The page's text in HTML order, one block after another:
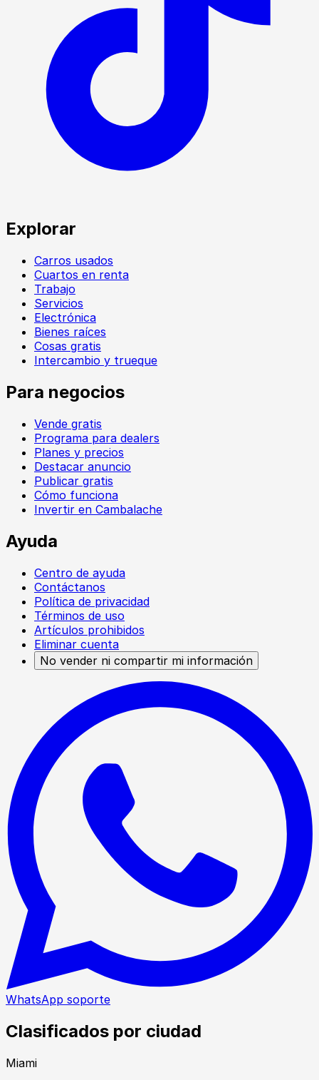
Explorar
Carros usados
Cuartos en renta
Trabajo
Servicios
Electrónica
Bienes raíces
Cosas gratis
Intercambio y trueque
Para negocios
Vende gratis
Programa para dealers
Planes y precios
Destacar anuncio
Publicar gratis
Cómo funciona
Invertir en Cambalache
Ayuda
Centro de ayuda
Contáctanos
Política de privacidad
Términos de uso
Artículos prohibidos
Eliminar cuenta
No vender ni compartir mi información
WhatsApp soporte
Clasificados por ciudad
Miami